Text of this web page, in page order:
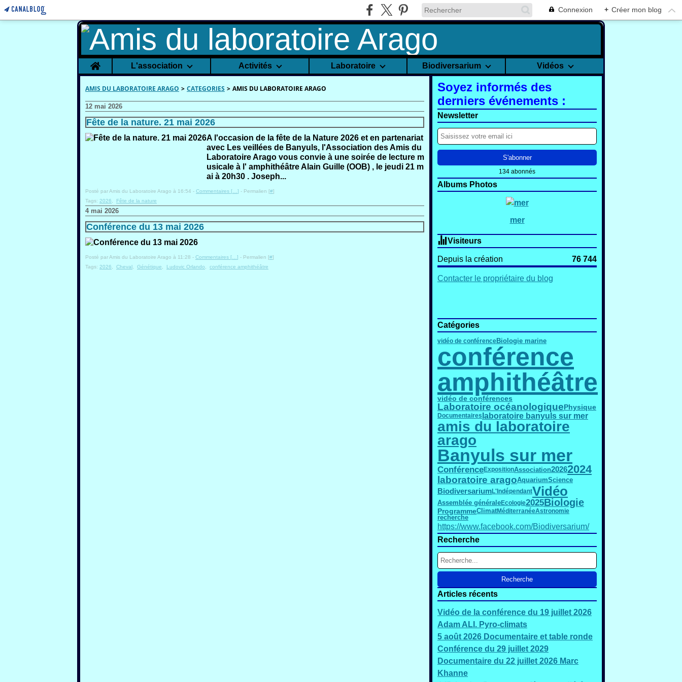
Connexion + Créer mon blog
Home L'association Activités Laboratoire Biodiversarium Vidéos
AMIS DU LABORATOIRE ARAGO > CATEGORIES > AMIS DU LABORATOIRE ARAGO
12 mai 2026
Fête de la nature. 21 mai 2026
A l'occasion de la fête de la Nature 2026 et en partenariat
avec Les veillées de Banyuls, l'Association des Amis du
Laboratoire Arago vous convie à une soirée de lecture m
usicale à l' amphithéâtre Alain Guille (OOB) , le jeudi 21 m
ai à 20h30 . Joseph...
Posté par Amis du Laboratoire Arago à 16:54 - Commentaires [ ] - Permalien [#]
Tags: 2026 Fête de la nature
4 mai 2026
Conférence du 13 mai 2026
Posté par Amis du Laboratoire Arago à 11:28 - Commentaires [ ] - Permalien [#]
Tags: 2026 Cheval Génétique Ludovic Orlando conférence amphithéâtre
Soyez informés des
derniers événements :
Newsletter
134 abonnés
Albums Photos
mer
Visiteurs
Depuis la création 76 744
Contacter le propriétaire du blog
Catégories
vidéo de conférenceBiologie marine
conférence
amphithéâtre
vidéo de conférences
Laboratoire océanologiquePhysique
Documentaireslaboratoire banyuls sur mer
amis du laboratoire
arago
Banyuls sur mer
ConférenceExpositionAssociation20262024
laboratoire aragoAquariumScience
BiodiversariumL'IndépendantVidéo
Assemblée généraleEcologie2025Biologie
ProgrammeClimatMéditerranéeAstronomie
recherche
https://www.facebook.com/Biodiversarium/
Recherche
Articles récents
Vidéo de la conférence du 19 juillet 2026
Adam ALI. Pyro-climats
5 août 2026 Documentaire et table ronde
Conférence du 29 juillet 2029
Documentaire du 22 juillet 2026 Marc
Khanne